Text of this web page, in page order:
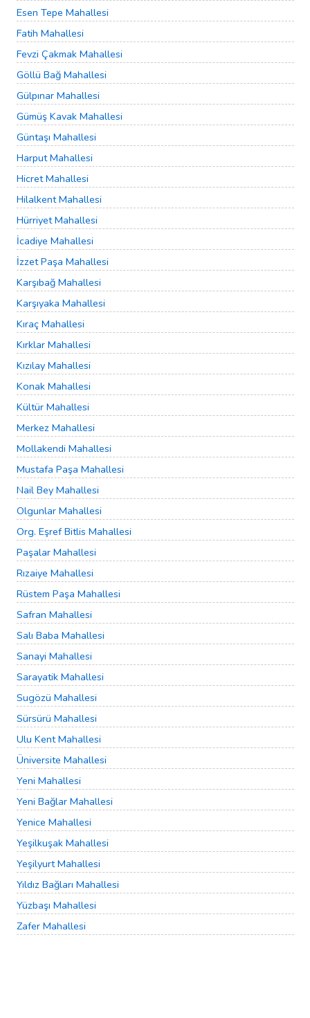
Esen Tepe Mahallesi
Fatih Mahallesi
Fevzi Çakmak Mahallesi
Göllü Bağ Mahallesi
Gülpınar Mahallesi
Gümüş Kavak Mahallesi
Güntaşı Mahallesi
Harput Mahallesi
Hicret Mahallesi
Hilalkent Mahallesi
Hürriyet Mahallesi
İcadiye Mahallesi
İzzet Paşa Mahallesi
Karşıbağ Mahallesi
Karşıyaka Mahallesi
Kıraç Mahallesi
Kırklar Mahallesi
Kızılay Mahallesi
Konak Mahallesi
Kültür Mahallesi
Merkez Mahallesi
Mollakendi Mahallesi
Mustafa Paşa Mahallesi
Nail Bey Mahallesi
Olgunlar Mahallesi
Org. Eşref Bitlis Mahallesi
Paşalar Mahallesi
Rızaiye Mahallesi
Rüstem Paşa Mahallesi
Safran Mahallesi
Salı Baba Mahallesi
Sanayi Mahallesi
Sarayatik Mahallesi
Sugözü Mahallesi
Sürsürü Mahallesi
Ulu Kent Mahallesi
Üniversite Mahallesi
Yeni Mahallesi
Yeni Bağlar Mahallesi
Yenice Mahallesi
Yeşilkuşak Mahallesi
Yeşilyurt Mahallesi
Yıldız Bağları Mahallesi
Yüzbaşı Mahallesi
Zafer Mahallesi